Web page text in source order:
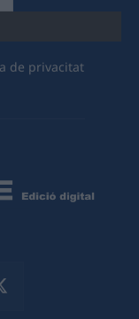
de privacitat